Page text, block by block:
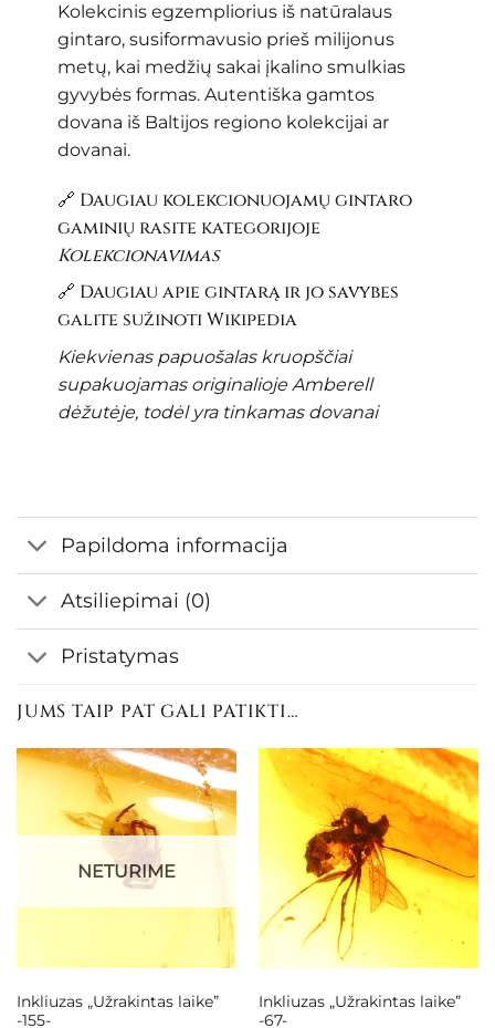
Kolekcinis egzempliorius iš natūralaus
gintaro, susiformavusio prieš milijonus
metų, kai medžių sakai įkalino smulkias
gyvybės formas. Autentiška gamtos
dovana iš Baltijos regiono kolekcijai ar
dovanai.
🔗 Daugiau kolekcionuojamų gintaro
gaminių rasite kategorijoje
Kolekcionavimas
🔗 Daugiau apie gintarą ir jo savybes
galite sužinotiWikipedia
Kiekvienas papuošalas kruopščiai
supakuojamas originalioje Amberell
dėžutėje, todėl yra tinkamas dovanai
Papildoma informacija
Atsiliepimai (0)
Pristatymas
JUMS TAIP PAT GALI PATIKTI…
NETURIME
Inkliuzas „Užrakintas laike”
-155-
Inkliuzas „Užrakintas laike”
-67-